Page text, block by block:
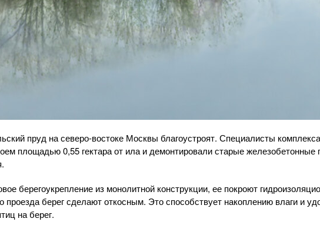
пруд на северо-востоке Москвы благоустроят. Специалисты комплекса
площадью 0,55 гектара от ила и демонтировали старые железобетонные
берегоукрепление из монолитной конструкции, ее покроют
проезда берег сделают откосным. Это способствует накоплению влаги и
на берег.